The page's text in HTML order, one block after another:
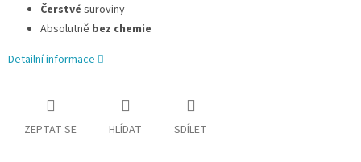
Čerstvé suroviny
Absolutně bez chemie
Detailní informace
ZEPTAT SE HLÍDAT SDÍLET